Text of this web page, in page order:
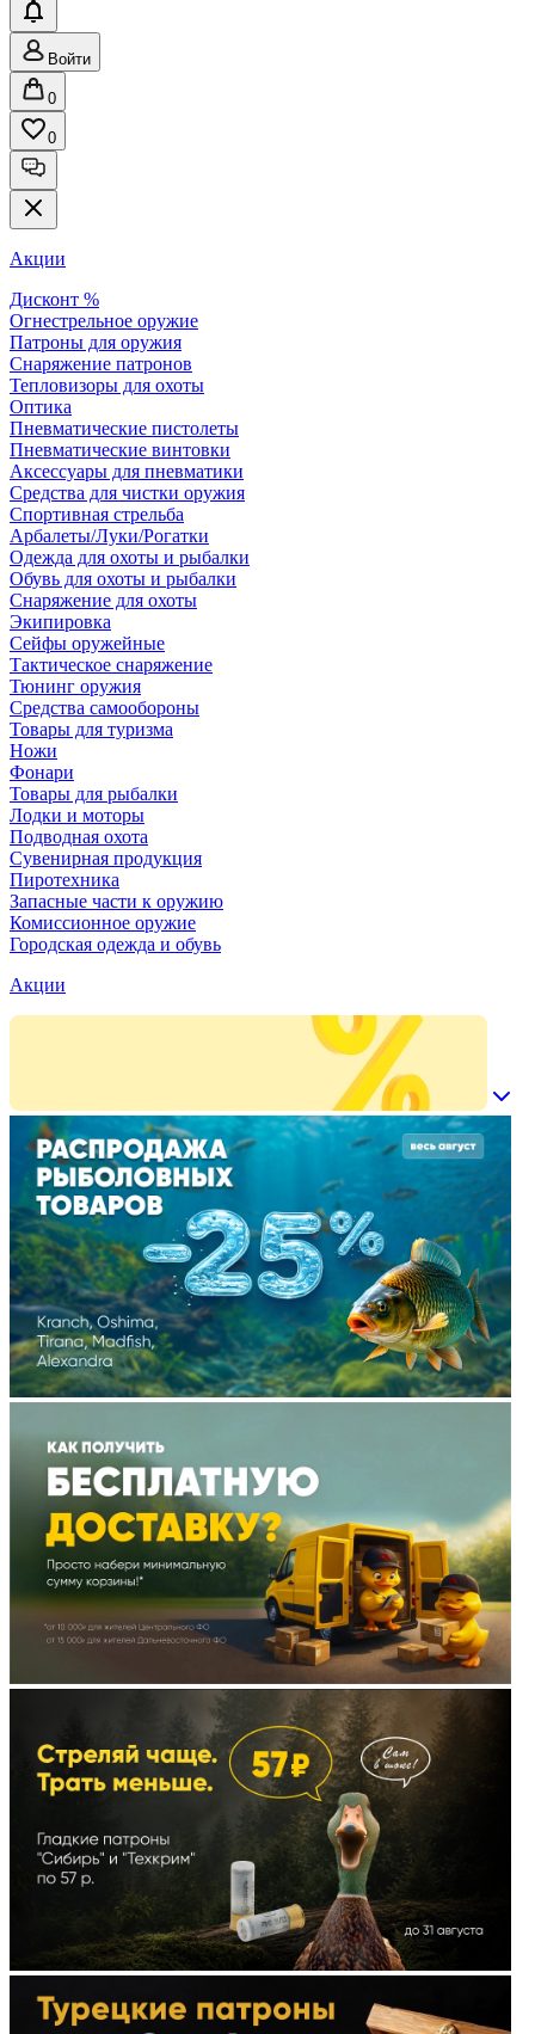
Войти
0
0
Акции
Дисконт %
Огнестрельное оружие
Патроны для оружия
Снаряжение патронов
Тепловизоры для охоты
Оптика
Пневматические пистолеты
Пневматические винтовки
Аксессуары для пневматики
Средства для чистки оружия
Спортивная стрельба
Арбалеты/Луки/Рогатки
Одежда для охоты и рыбалки
Обувь для охоты и рыбалки
Снаряжение для охоты
Экипировка
Сейфы оружейные
Тактическое снаряжение
Тюнинг оружия
Средства самообороны
Товары для туризма
Ножи
Фонари
Товары для рыбалки
Лодки и моторы
Подводная охота
Сувенирная продукция
Пиротехника
Запасные части к оружию
Комиссионное оружие
Городская одежда и обувь
Акции